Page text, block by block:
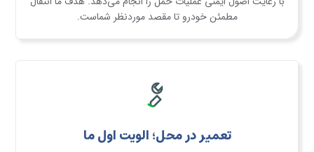
مطمئن خودرو تا مقصد موردنظر شماست.
تعمیر در محل؛ الویت اول ما